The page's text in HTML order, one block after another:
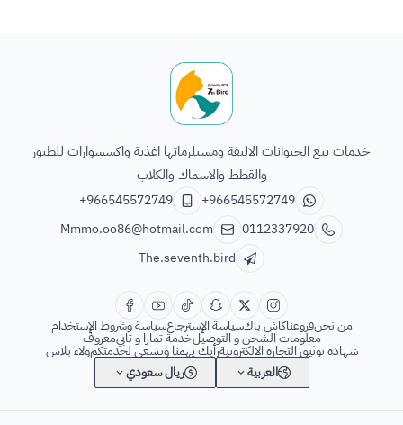
خدمات بيع الحيوانات الاليفة ومستلزماتها اغذية واكسسوارات للطيور
والقطط والاسماك والكلاب
+966545572749
+966545572749
0112337920
Mmmo.oo86@hotmail.com
The.seventh.bird
من نحنفروعناكاش باكسياسة الإسترجاعسياسة وشروط الإستخدام
معلومات الشحن و التوصيلخدمة تمارا و تابيمعروف
شهادة توثيق التجارة الالكترونيةرأيك يهمنا ونسعى لخدمتكمولاء بلاس
العربية
ريال سعودي